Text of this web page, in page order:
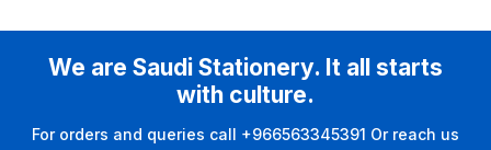
We are Saudi Stationery. It all starts
with culture.
For orders and queries call +966563345391 Or reach us